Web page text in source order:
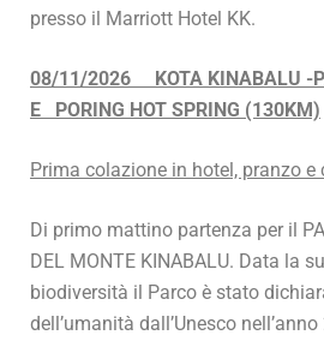
presso il Marriott Hotel KK.
08/11/2026 KOTA KINABALU -
E PORING HOT SPRING (130KM)
Prima colazione in hotel, pranzo e
Di primo mattino partenza per il
DEL MONTE KINABALU. Data la
biodiversità il Parco è stato
dell’umanità dall’Unesco